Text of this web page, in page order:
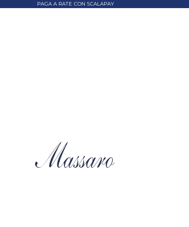
PAGA A RATE CON SCALAPAY
MASSARO ABBIGLIAMENTO